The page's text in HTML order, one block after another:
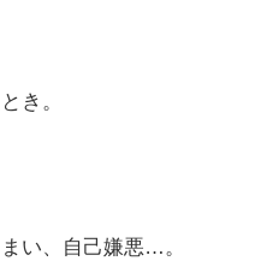
き。
い、自己嫌悪…。